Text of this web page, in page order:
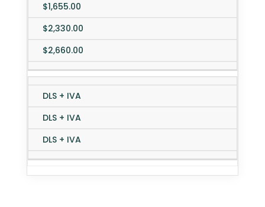
$1,655.00
$2,330.00
$2,660.00
DLS + IVA
DLS + IVA
DLS + IVA